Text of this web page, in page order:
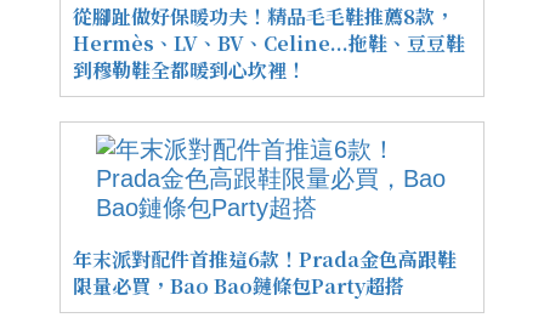
從腳趾做好保暖功夫！精品毛毛鞋推薦8款，
Hermès、LV、BV、Celine...拖鞋、豆豆鞋
到穆勒鞋全都暖到心坎裡！
年末派對配件首推這6款！Prada金色高跟鞋
限量必買，Bao Bao鏈條包Party超搭